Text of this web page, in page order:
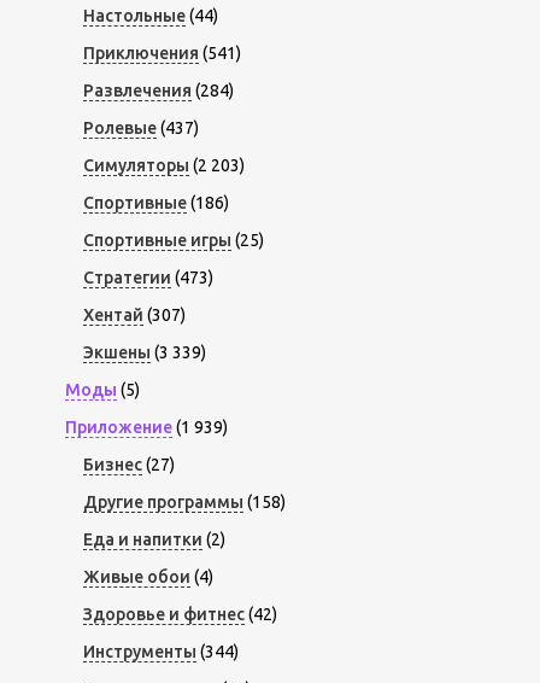
Настольные(44)
Приключения (541)
Развлечения (284)
Ролевые(437)
Симуляторы (2 203)
Спортивные(186)
Спортивные игры (25)
Стратегии (473)
Хентай (307)
Экшены (3 339)
Моды (5)
Приложение(1 939)
Бизнес(27)
Другие программы (158)
Еда и напитки (2)
Живые обои (4)
Здоровье и фитнес(42)
Инструменты (344)